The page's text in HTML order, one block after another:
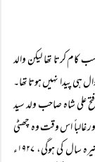
کرتا تھا لیکن والد
ہی پیدا نہیں ہوتا تھا۔
علی شاہ صاحب ولد سید
غالباً اس وقت وہ چھٹی
جماعت میں پڑھتے تھے۔ والد مرحو م نے راقم کو جبکہ غالباً عمر تیرہ سال کی ہوگی، ۱۹۲۷ء